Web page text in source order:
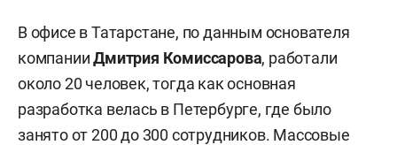
В офисе в Татарстане, по данным основателя
компанииДмитрия Комиссарова, работали
около 20 человек, тогда как основная
разработка велась в Петербурге, где было
занято от 200 до 300 сотрудников. Массовые